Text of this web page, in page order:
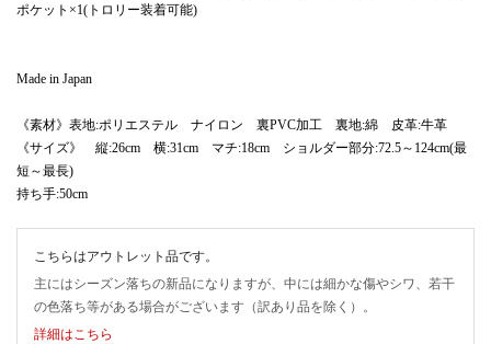
ポケット×1(トロリー装着可能)
Made in Japan
《素材》表地:ポリエステル ナイロン 裏PVC加工 裏地:綿 皮革:牛革
《サイズ》 縦:26cm 横:31cm マチ:18cm ショルダー部分:72.5～124cm(最
短～最長)
持ち手:50cm
こちらはアウトレット品です。
主にはシーズン落ちの新品になりますが、中には細かな傷やシワ、若干
の色落ち等がある場合がございます（訳あり品を除く）。
詳細はこちら